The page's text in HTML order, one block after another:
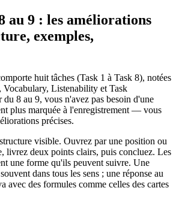
au 9 : les améliorations
exemples,
huit tâches (Task 1 à Task 8), notées
Vocabulary, Listenability et Task
8 au 9, vous n'avez pas besoin d'une
plus marquée à l'enregistrement — vous
précises.
visible. Ouvrez par une position ou
livrez deux points clairs, puis concluez. Les
une forme qu'ils peuvent suivre. Une
dans tous les sens ; une réponse au
avec des formules comme celles des cartes